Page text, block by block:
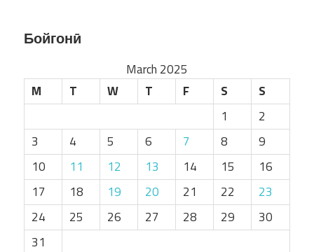
Бойгонӣ
March 2025
M
T W T F S
S
1
2
3
4 5 6 7 8
9
10
11 12 13 14 15
16
17
18 19 20 21 22
23
24
25 26 27 28 29
30
31